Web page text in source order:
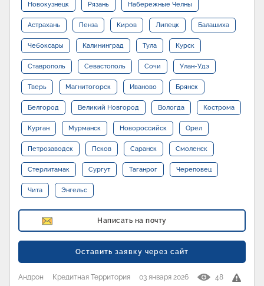
Новокузнецк Рязань Набережные Челны
Астрахань Пенза Киров Липецк Балашиха
Чебоксары Калининград Тула Курск
Ставрополь Севастополь Сочи Улан-Удэ
Тверь Магнитогорск Иваново Брянск
Белгород Великий Новгород Вологда Кострома
Курган Мурманск Новороссийск Орел
Петрозаводск Псков Саранск Смоленск
Стерлитамак Сургут Таганрог Череповец
Чита Энгельс
Написать на почту
Оставить заявку через сайт
Андрон Кредитная Территория 03 января 2026 48